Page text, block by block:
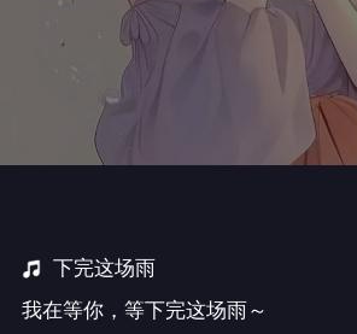
下完这场雨
我在等你，等下完这场雨～